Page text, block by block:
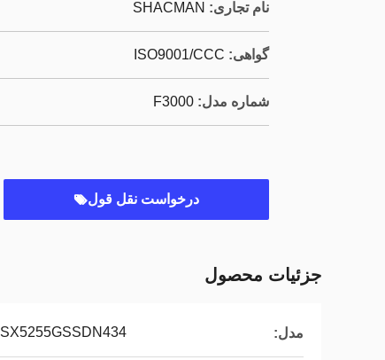
نام تجاری: SHACMAN
گواهی: ISO9001/CCC
شماره مدل: F3000
درخواست نقل قول
جزئیات محصول
مدل: SX5255GSSDN434